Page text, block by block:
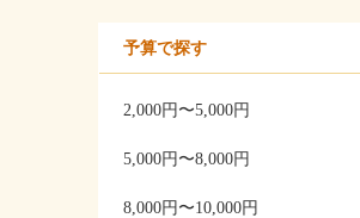
予算で探す
2,000円〜5,000円
5,000円〜8,000円
8,000円〜10,000円